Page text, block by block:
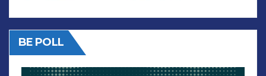
BE POLL